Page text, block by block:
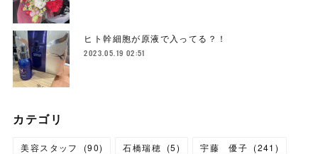
ヒト幹細胞が原液で入ってる？！
2023.05.19 02:51
カテゴリ
美容スタッフ (90) 石橋瑞穂 (5) 宇藤 優子 (241 )